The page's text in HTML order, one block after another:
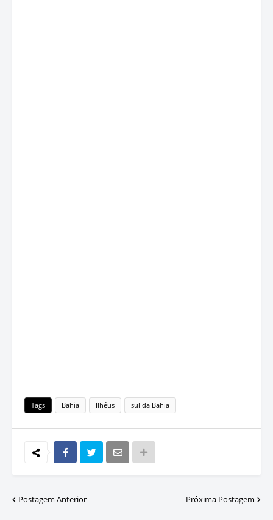
Tags Bahia Ilhéus sul da Bahia
Postagem Anterior Próxima Postagem